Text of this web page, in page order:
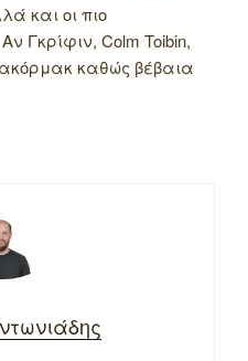
και οι πιο
Γκρίφιν, Colm Toibin,
καθώς βέβαια